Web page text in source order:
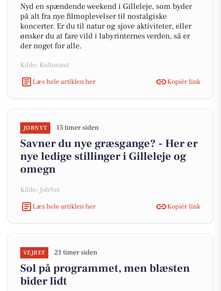
Nyd en spændende weekend i Gilleleje, som byder
på alt fra nye filmoplevelser til nostalgiske
koncerter. Er du til natur og sjove aktiviteter, eller
ønsker du at fare vild i labyrinternes verden, så er
der noget for alle.
Kilde: Kultunaut
Læs hele artiklen her
Kopiér link
JOBNYT 15 timer siden
Savner du nye græsgange? - Her er
nye ledige stillinger i Gilleleje og
omegn
Kilde: JobNet
Læs hele artiklen her
Kopiér link
VEJRET 21 timer siden
Sol på programmet, men blæsten
bider lidt